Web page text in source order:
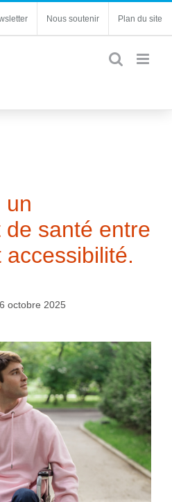
Nous soutenir Plan du site
un
santé entre
octobre 2025